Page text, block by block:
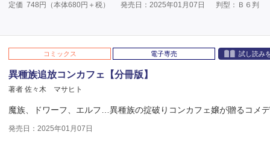
定価 748 円（本体680円＋税） 発売日：2025年01月07日 判型：Ｂ６判
コミックス 電子専売 試し読み
異種族追放コンカフェ【分冊版】
著者 佐々木 マサヒト
魔族、ドワーフ、エルフ…異種族の掟破りコンカフェ嬢が贈るコメ
発売日：2025年01月07日